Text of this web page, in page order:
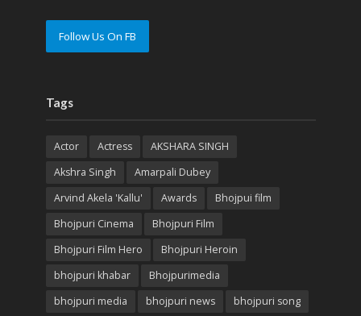
Follow Us On FB
Tags
Actor Actress
AKSHARA SINGH
Akshra Singh
Amarpali Dubey
Arvind Akela 'Kallu'
Awards
Bhojpui film
Bhojpuri Cinema
Bhojpuri Film
Bhojpuri Film Hero
Bhojpuri Heroin
bhojpuri khabar
Bhojpurimedia
bhojpuri media
bhojpuri news
bhojpuri song